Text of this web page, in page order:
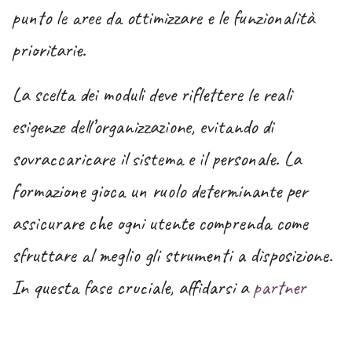
punto le aree da ottimizzare e le funzionalità
prioritarie.
La scelta dei moduli deve riflettere le reali
esigenze dell’organizzazione, evitando di
sovraccaricare il sistema e il personale. La
formazione gioca un ruolo determinante per
assicurare che ogni utente comprenda come
sfruttare al meglio gli strumenti a disposizione.
In questa fase cruciale, affidarsi apartner